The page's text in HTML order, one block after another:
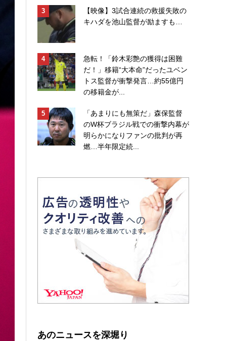
【映像】3試合連続の救援失敗の
キハダを池山監督が励ますも…
急転！「鈴木彩艶の獲得は困難
だ！」移籍“大本命”だったユベン
トス監督が衝撃発言…約55億円
の移籍金が...
「あまりにも無策だ」森保監督
のW杯ブラジル戦での衝撃内幕が
明らかになりファンの批判が再
燃…半年限定続...
あのニュースを深堀り